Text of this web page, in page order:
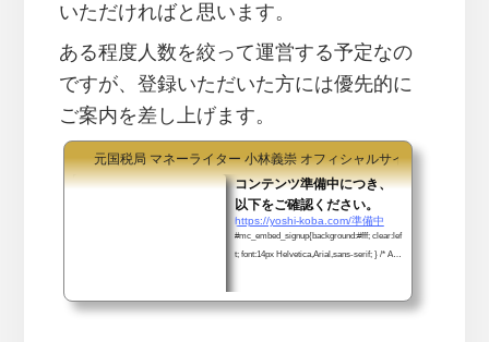
いただければと思います。
ある程度人数を絞って運営する予定なの
ですが、登録いただいた方には優先的に
ご案内を差し上げます。
元国税局 マネーライター 小林義崇 オフィシャルサイト
コンテンツ準備中につき、
以下をご確認ください。
https://yoshi-koba.com/準備中
#mc_embed_signup{background:#fff; clear:lef
t; font:14px Helvetica,Arial,sans-serif; } /* Add
our site stylesheet or in this style block. We r
ecommend moving this block and the precedi